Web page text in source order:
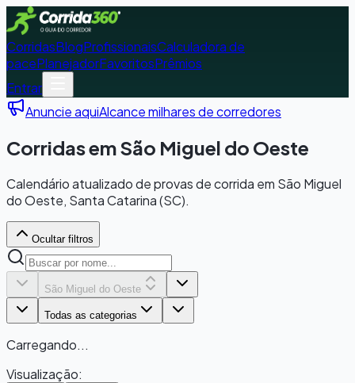
CorridasBlogProfissionaisCalculadora de
pacePlanejadorFavoritosPrêmios
Entrar
Anuncie aquiAlcance milhares de corredores
Corridas em São Miguel do Oeste
Calendário atualizado de provas de corrida em São Miguel
do Oeste, Santa Catarina (SC).
Ocultar filtros
São Miguel do Oeste
Todas as categorias
Carregando...
Visualização: